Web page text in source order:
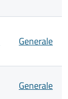
Generale
Generale